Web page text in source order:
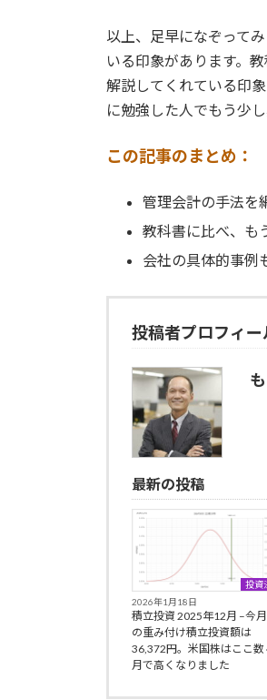
以上、足早になぞって
いる印象があります。
解説してくれている印
に勉強した人でもう少
この記事のまとめ：
管理会計の手法を
教科書に比べ、も
会社の具体的事例
投稿者プロフィー
最新の投稿
投資
2026年1月18日
積立投資 2025年12月 –今月
の重み付け積立投資額は
36,372円。米国株はここ数
月で高くなりました